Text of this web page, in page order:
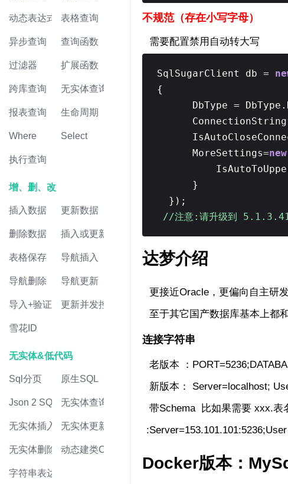
动态表达式 表格查询
异步查询 查询函数
过滤器 扩展函数
跨库查询 无实体查询
报表查询 生命周期
Where Select
执行查询
增、删、改
插入数据 更新数据
删除数据 插入或更新
表格保存 导航插入
导航删除 导航更新
导入+验证 更新并发控制
雪花ID
无实体&低代码
Sql分页 原生SQL
Json 2 SQL 无实体查询
无实体插入 无实体更新
无实体删除 动态建类CRUD
字符串表达式
不规范（存在小写字母）
需要配置禁用自动转大写
SqlSugarClient db =
{
DbType =
MoreSettings=new
}
});
//注意:请升级到
达梦介绍
更接近Oracle，更偏向自主研
至于其它国产数据库基本上都
连接字符串
老版本 ：
新版本： Server=localhost;
带Schema 比如果需要 xxx.表
Docker版本：